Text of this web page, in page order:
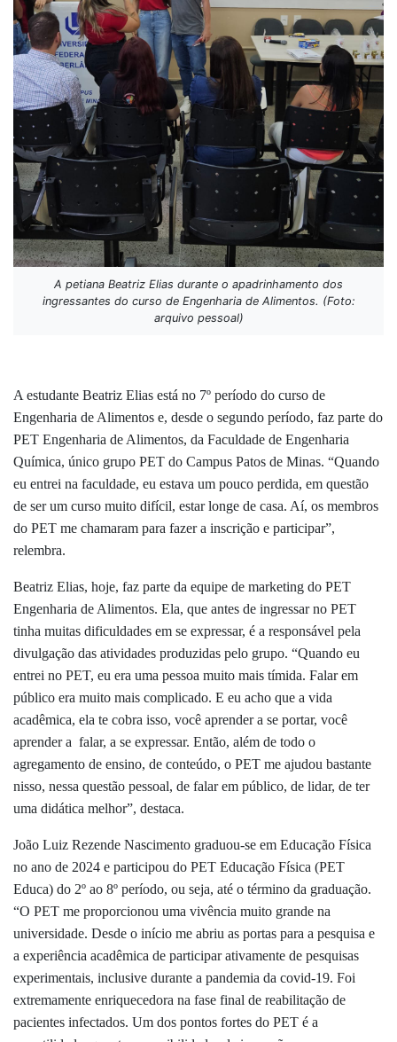
A petiana Beatriz Elias durante o apadrinhamento dos
ingressantes do curso de Engenharia de Alimentos. (Foto:
arquivo pessoal)
A estudante Beatriz Elias está no 7º período do curso de
Engenharia de Alimentos e, desde o segundo período, faz parte do
PET Engenharia de Alimentos, da Faculdade de Engenharia
Química, único grupo PET do Campus Patos de Minas. “Quando
eu entrei na faculdade, eu estava um pouco perdida, em questão
de ser um curso muito difícil, estar longe de casa. Aí, os membros
do PET me chamaram para fazer a inscrição e participar”,
relembra.
Beatriz Elias, hoje, faz parte da equipe de marketing do PET
Engenharia de Alimentos. Ela, que antes de ingressar no PET
tinha muitas dificuldades em se expressar, é a responsável pela
divulgação das atividades produzidas pelo grupo. “Quando eu
entrei no PET, eu era uma pessoa muito mais tímida. Falar em
público era muito mais complicado. E eu acho que a vida
acadêmica, ela te cobra isso, você aprender a se portar, você
aprender a falar, a se expressar. Então, além de todo o
agregamento de ensino, de conteúdo, o PET me ajudou bastante
nisso, nessa questão pessoal, de falar em público, de lidar, de ter
uma didática melhor”, destaca.
João Luiz Rezende Nascimento graduou-se em Educação Física
no ano de 2024 e participou do PET Educação Física (PET
Educa) do 2º ao 8º período, ou seja, até o término da graduação.
“O PET me proporcionou uma vivência muito grande na
universidade. Desde o início me abriu as portas para a pesquisa e
a experiência acadêmica de participar ativamente de pesquisas
experimentais, inclusive durante a pandemia da covid-19. Foi
extremamente enriquecedora na fase final de reabilitação de
pacientes infectados. Um dos pontos fortes do PET é a